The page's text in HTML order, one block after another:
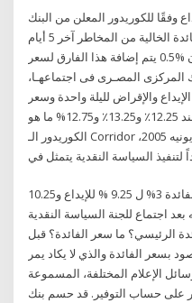
وفقًا للكوريدور المعلن من البنك
المركزى %15.75 ومتوسط مؤشر الفائدة الخالية من المخاطر آخر 5 أيام
عمل هو %16.25 فالفارق بينهما يكون %0.5 يتم إضافة هذا الفارق لسعر
المركزى المصـرى فى اجتماعهـا،
والإقراض لليلة واحدة وسعر
العملية الرئيسية للبنك المركزى عند 12.25٪ و13.25٪ و12.75% ما هو
الكوريدور الـ Corridor ؟ أعلن البنك المركزى المصرى فى 2 يونيه 2005،
خفض البنك المركزي المصري سعر الفائدة 3% ل 9.25 % للإيداع و10.25
اجتماع للجنة السياسة النقدية
الفائدة الرئيسي؟ ما سعر الفائدة؟ قبل
الفائدة والذي لا يكاد يمر
الإعلام المختلفة، المسموعة
على حساب التوفير. قد حسم بنك